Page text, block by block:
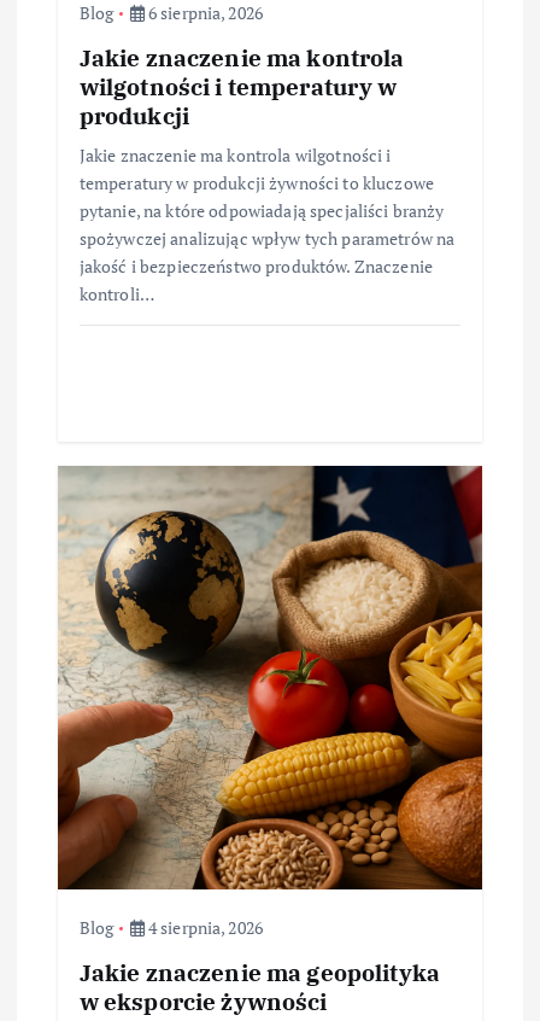
Blog 6 sierpnia, 2026
Jakie znaczenie ma kontrola
wilgotności i temperatury w
produkcji
Jakie znaczenie ma kontrola wilgotności i
temperatury w produkcji żywności to kluczowe
pytanie, na które odpowiadają specjaliści branży
spożywczej analizując wpływ tych parametrów na
jakość i bezpieczeństwo produktów. Znaczenie
kontroli…
Blog 4 sierpnia, 2026
Jakie znaczenie ma geopolityka
w eksporcie żywności